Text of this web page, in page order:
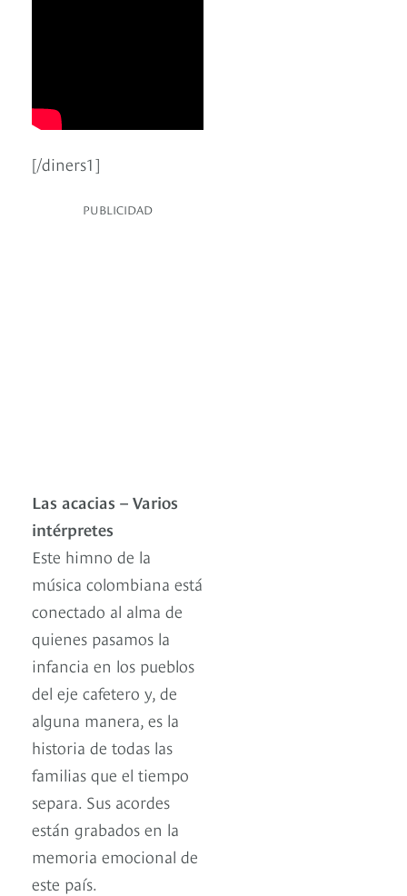
[/diners1]
PUBLICIDAD
Las acacias – Varios
intérpretes
Este himno de la
música colombiana está
conectado al alma de
quienes pasamos la
infancia en los pueblos
del eje cafetero y, de
alguna manera, es la
historia de todas las
familias que el tiempo
separa. Sus acordes
están grabados en la
memoria emocional de
este país.